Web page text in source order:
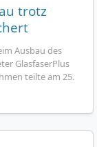
trotz
Ausbau des
GlasfaserPlus
teilte am 25.